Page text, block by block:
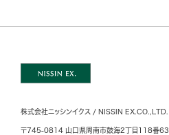
株式会社ニッシンイクス / NISSIN EX.CO.,LTD.
〒745-0814 山口県周南市鼓海2丁目118番63